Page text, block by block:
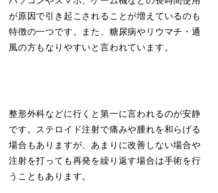
が原因で引き起こされることが増えているのも
特徴の一つです。また、糖尿病やリウマチ・通
風の方もなりやすいと言われています。
整形外科などに行くと第一に言われるのが安静
です。ステロイド注射で痛みや腫れを和らげる
場合もありますが、あまりに改善しない場合や
注射を打っても再発を繰り返す場合は手術を行
うこともあります。